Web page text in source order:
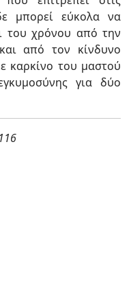
μπορεί εύκολα να
του χρόνου από την
από τον κίνδυνο
καρκίνο του μαστού
για δύο